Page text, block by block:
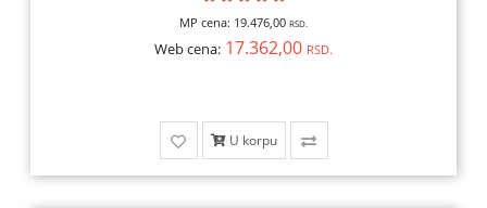
MP cena: 19.476,00 RSD.
Web cena: 17.362,00 RSD.
U korpu